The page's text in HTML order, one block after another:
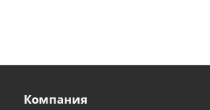
Компания